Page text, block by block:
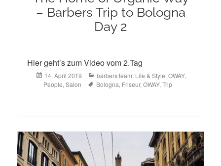
– Barbers Trip to Bologna
Day 2
Hier geht’s zum Video vom 2.Tag
Posted
on
14. April 2019 Categories
barbers team, Life & Style, OWAY,
People, Salon Tags
Bologna, Friseur, OWAY, Trip